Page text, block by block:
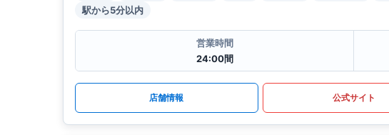
駅から5分以内
営業時間
24:00間
店舗情報 公式サイト